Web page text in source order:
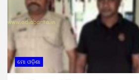
ମୋ ଓଡ଼ିଶା